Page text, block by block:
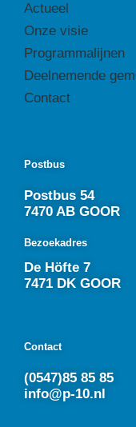
Actueel
Onze visie
Programmalijnen
Deelnemende
Contact
Postbus
Postbus 54
7470 AB GOOR
Bezoekadres
De Höfte 7
7471 DK GOOR
Contact
(0547)85 85 85
info@p-10.nl